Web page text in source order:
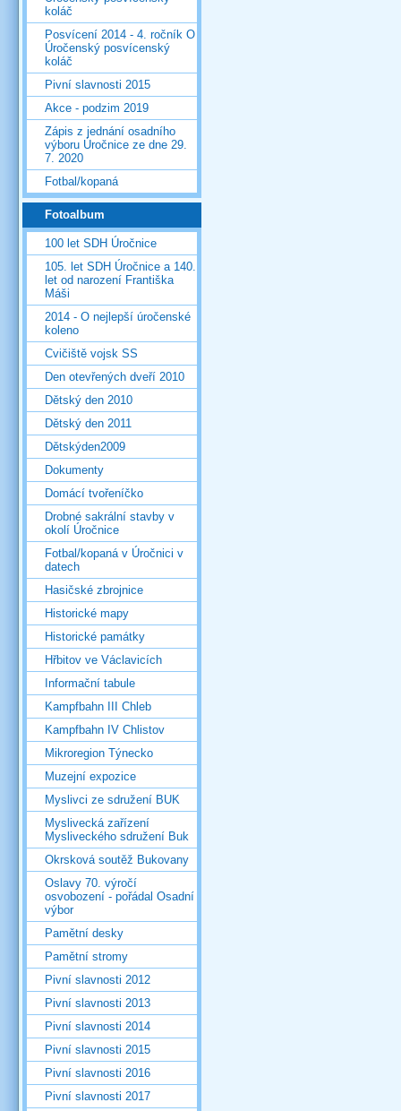
koláč
Posvícení 2014 - 4. ročník O
Úročenský posvícenský
koláč
Pivní slavnosti 2015
Akce - podzim 2019
Zápis z jednání osadního
výboru Úročnice ze dne 29.
7. 2020
Fotbal/kopaná
Fotoalbum
100 let SDH Úročnice
105. let SDH Úročnice a 140.
let od narození Františka
Máši
2014 - O nejlepší úročenské
koleno
Cvičiště vojsk SS
Den otevřených dveří 2010
Dětský den 2010
Dětský den 2011
Dětskýden2009
Dokumenty
Domácí tvořeníčko
Drobné sakrální stavby v
okolí Úročnice
Fotbal/kopaná v Úročnici v
datech
Hasičské zbrojnice
Historické mapy
Historické památky
Hřbitov ve Václavicích
Informační tabule
Kampfbahn III Chleb
Kampfbahn IV Chlistov
Mikroregion Týnecko
Muzejní expozice
Myslivci ze sdružení BUK
Myslivecká zařízení
Mysliveckého sdružení Buk
Okrsková soutěž Bukovany
Oslavy 70. výročí
osvobození - pořádal Osadní
výbor
Pamětní desky
Pamětní stromy
Pivní slavnosti 2012
Pivní slavnosti 2013
Pivní slavnosti 2014
Pivní slavnosti 2015
Pivní slavnosti 2016
Pivní slavnosti 2017